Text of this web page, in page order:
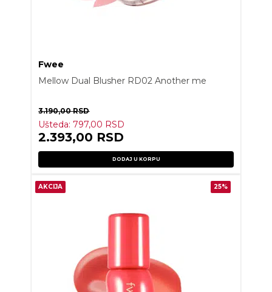
Fwee
Mellow Dual Blusher RD02 Another me
3.190,00RSD
Ušteda:797,00 RSD
2.393,00 RSD
DODAJ U KORPU
AKCIJA 25%